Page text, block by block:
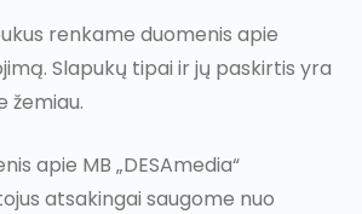
renkame duomenis apie
Slapukų tipai ir jų paskirtis yra
žemiau.
apie MB „DESAmedia“
atsakingai saugome nuo